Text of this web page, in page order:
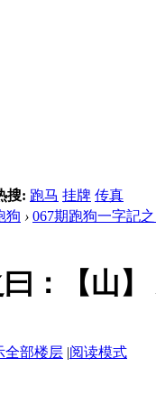
搜: 跑马 挂牌 传真
狗 › 067期跑狗一字記
：【山
全部楼层 |阅读模式